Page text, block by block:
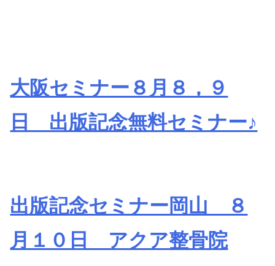
大阪セミナー８月８，９
日 出版記念無料セミナー♪
出版記念セミナー岡山 ８
月１０日 アクア整骨院